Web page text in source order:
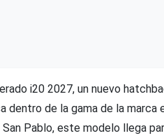
i20 2027, un nuevo
dentro de la gama de la marca
Pablo, este modelo llega